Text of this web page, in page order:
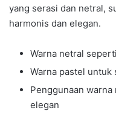
yang serasi dan netral,
harmonis dan elegan.
Warna netral
Warna pastel
Penggunaan
elegan